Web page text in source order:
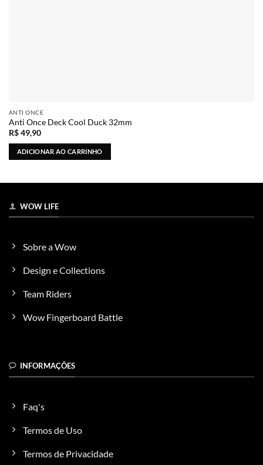
ANTI ONCE
Anti Once Deck Cool Duck 32mm
R$49,90
ADICIONAR AO CARRINHO
WOW LIFE
Sobre a Wow
Design e Collections
Team Riders
Wow Fingerboard Battle
INFORMAÇÕES
Faq's
Termos de Uso
Termos de Privacidade